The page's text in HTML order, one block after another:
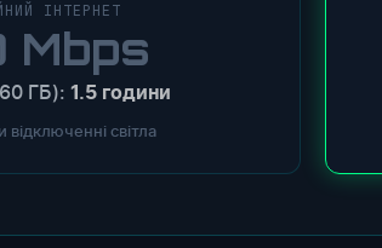
ІНТЕРНЕТ
Mbps
ГБ): 1.5 години
відключенні світла